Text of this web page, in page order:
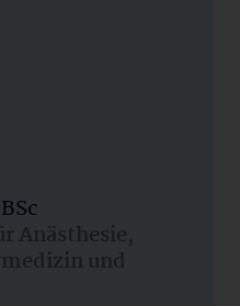
Anästhesie,
und